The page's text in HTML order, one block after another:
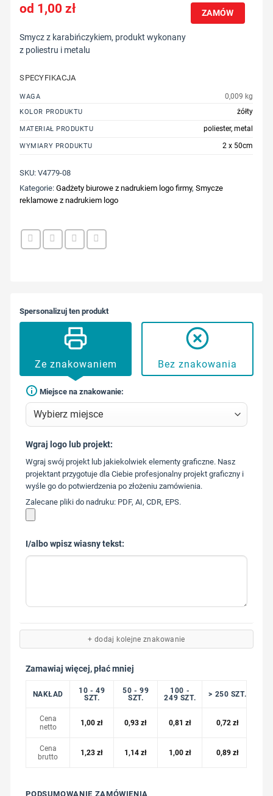
1,00zł ZAMÓW
Smycz z karabińczykiem, produkt wykonany
z poliestru i metalu
SPECYFIKACJA
WAGA 0,009 kg
KOLOR PRODUKTU żółty
MATERIAŁ PRODUKTU poliester, metal
WYMIARY PRODUKTU 2 x 50cm
SKU:V4779-08
Kategorie:Gadżety biurowe z nadrukiem logo firmy,Smycze
reklamowe z nadrukiem logo
Spersonalizuj ten produkt
Ze znakowaniem Bez znakowania
Miejsce na znakowanie:
573 568
217
Wgraj logo lub projekt:
Wgraj swój projekt lub jakiekolwiek elementy graficzne. Nasz
projektant przygotuje dla Ciebie profesjonalny projekt graficzny i
wyśle go do potwierdzenia po złożeniu zamówienia.
Zalecane pliki do nadruku: PDF, AI, CDR, EPS.
I/albo wpisz wiasny tekst:
+ dodaj kolejne znakowanie
Zamawiaj więcej, płać mniej
NAKŁAD
10 - 49
SZT.
50 - 99
SZT.
100 -
249 SZT.
> 250 SZT.
Cena
netto
1,00zł 0,93zł 0,81 zł 0,72 zł
Cena
brutto
1,23zł 1,14zł 1,00 zł 0,89 zł
PODSUMOWANIE ZAMÓWIENIA